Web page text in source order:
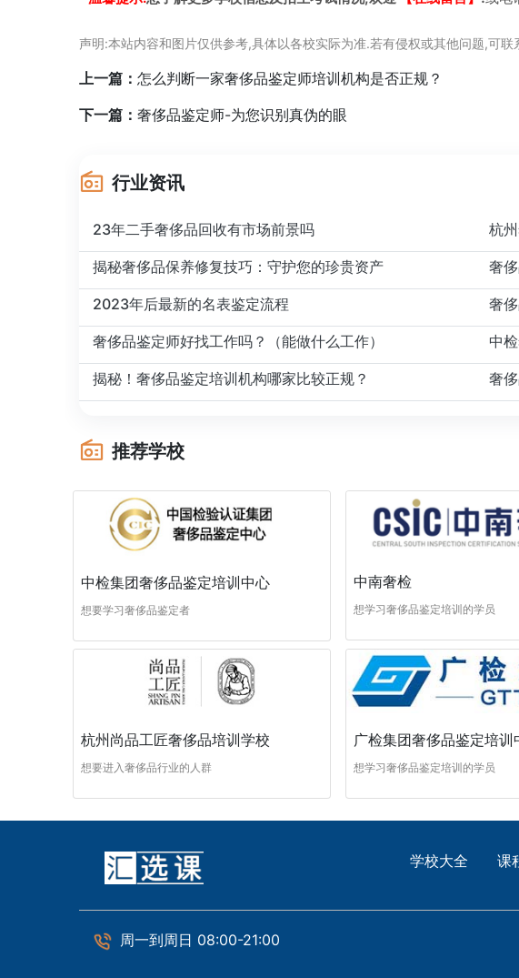
声明:本站内容和图片仅供参考,具体以各校实际为准.若有侵权或其他问题,可
上一篇： 怎么判断一家奢侈品鉴定师培训机构是否正规？
下一篇： 奢侈品鉴定师-为您识别真伪的眼
行业资讯
23年二手奢侈品回收有市场前景吗 杭
揭秘奢侈品保养修复技巧：守护您的珍贵资产 奢
2023年后最新的名表鉴定流程 奢
奢侈品鉴定师好找工作吗？（能做什么工作） 中
揭秘！奢侈品鉴定培训机构哪家比较正规？ 奢
推荐学校
中检集团奢侈品鉴定培训中心
想要学习奢侈品鉴定者
中南奢检
想学习奢侈品鉴定培训的学员
杭州尚品工匠奢侈品培训学校
想要进入奢侈品行业的人群
广检集团奢侈品鉴定培训
想学习奢侈品鉴定培训的学员
学校大全 课
周一到周日 08:00-21:00